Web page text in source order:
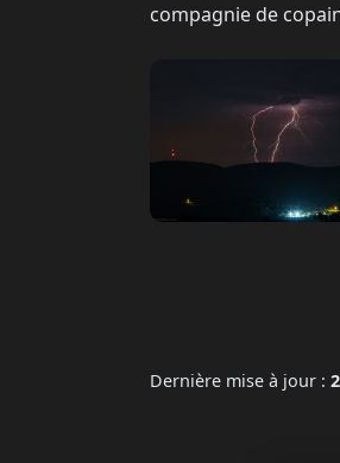
compagnie de
Dernière mise à jour :